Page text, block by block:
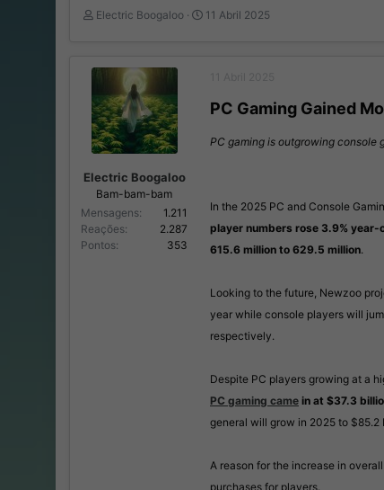
I
a
d
o
r
o
t
ó
p
i
Electric Boogaloo
D
11 Abril 2025
Electric Boogaloo
Bam-bam-bam
Mensagens
1.211
Reações
2.287
Pontos
353
PC Gaming Gained
PC gaming is outgrowing console
In the 2025 PC and Console
player numbers rose 3.9%
615.6 million to 629.5 million.
Looking to the future, Newzoo
year while console players will
respectively.
Despite PC players growing at a
PC gaming came in at $37.3
general will grow in 2025 to $85.2
A reason for the increase in
purchases for players.